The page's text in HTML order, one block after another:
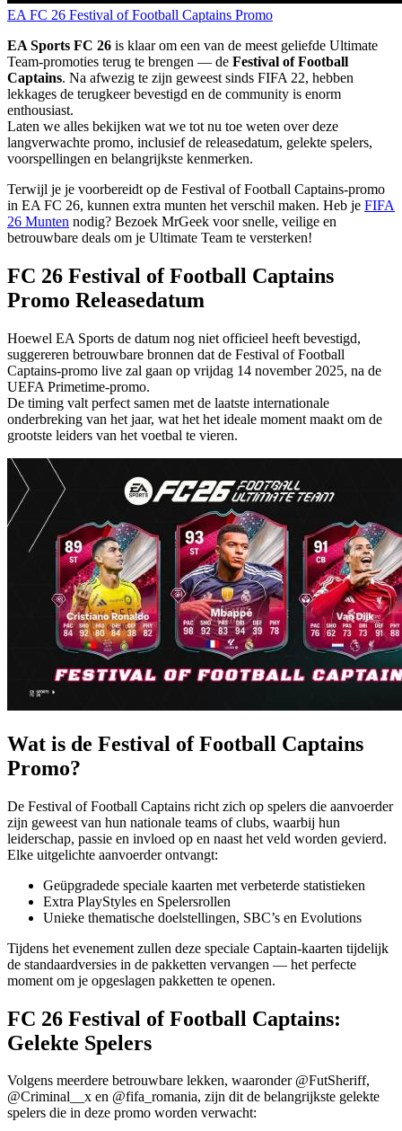
EA FC 26 Festival of Football Captains Promo
EA Sports FC 26 is klaar om een van de meest geliefde Ultimate
Team-promoties terug te brengen — de Festival of Football
Captains. Na afwezig te zijn geweest sinds FIFA 22, hebben
lekkages de terugkeer bevestigd en de community is enorm
enthousiast.
Laten we alles bekijken wat we tot nu toe weten over deze
langverwachte promo, inclusief de releasedatum, gelekte spelers,
voorspellingen en belangrijkste kenmerken.
Terwijl je je voorbereidt op de Festival of Football Captains-promo
in EA FC 26, kunnen extra munten het verschil maken. Heb je FIFA
26 Munten nodig? Bezoek MrGeek voor snelle, veilige en
betrouwbare deals om je Ultimate Team te versterken!
FC 26 Festival of Football Captains
Promo Releasedatum
Hoewel EA Sports de datum nog niet officieel heeft bevestigd,
suggereren betrouwbare bronnen dat de Festival of Football
Captains-promo live zal gaan op vrijdag 14 november 2025, na de
UEFA Primetime-promo.
De timing valt perfect samen met de laatste internationale
onderbreking van het jaar, wat het het ideale moment maakt om de
grootste leiders van het voetbal te vieren.
Wat is de Festival of Football Captains
Promo?
De Festival of Football Captains richt zich op spelers die aanvoerder
zijn geweest van hun nationale teams of clubs, waarbij hun
leiderschap, passie en invloed op en naast het veld worden gevierd.
Elke uitgelichte aanvoerder ontvangt:
Geüpgradede speciale kaarten met verbeterde statistieken
Extra PlayStyles en Spelersrollen
Unieke thematische doelstellingen, SBC’s en Evolutions
Tijdens het evenement zullen deze speciale Captain-kaarten tijdelijk
de standaardversies in de pakketten vervangen — het perfecte
moment om je opgeslagen pakketten te openen.
FC 26 Festival of Football Captains:
Gelekte Spelers
Volgens meerdere betrouwbare lekken, waaronder @FutSheriff,
@Criminal__x en @fifa_romania, zijn dit de belangrijkste gelekte
spelers die in deze promo worden verwacht: